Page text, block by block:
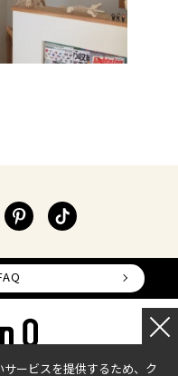
ービスを提供するため、ク